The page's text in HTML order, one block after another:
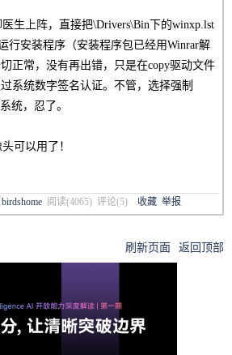
生上阵，直接把\Drivers\Bin下的winxp.lst
行安装程序（安装程序包已经用Winrar解
正常，没有再出错，只是在copy驱动文件
系统数字签名认证。不管，选择强制
统，忍了。
可以用了！
birdshome 阅读(4065) 评论(5) 收藏 举报
刷新页面 返回顶部